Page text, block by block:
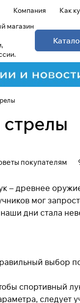
Компания Как
магазин
стрелы
покупателям
– древнее
мог
дни стала
выбор
спортивный
следует